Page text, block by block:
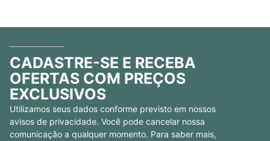
CADASTRE-SE E RECEBA
OFERTAS COM PREÇOS
EXCLUSIVOS
Utilizamos seus dados conforme previsto em nossos
avisos de privacidade. Você pode cancelar nossa
comunicação a qualquer momento. Para saber mais,